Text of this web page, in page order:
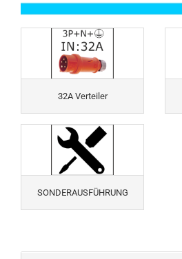
32A Verteiler
SONDERAUSFÜHRUNG